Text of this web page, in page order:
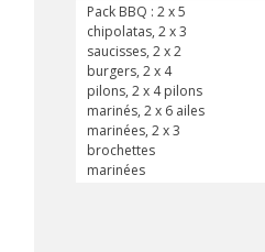
Pack BBQ : 2 x 5
chipolatas, 2 x 3
saucisses, 2 x 2
burgers, 2 x 4
pilons, 2 x 4 pilons
marinés, 2 x 6 ailes
marinées, 2 x 3
brochettes
marinées